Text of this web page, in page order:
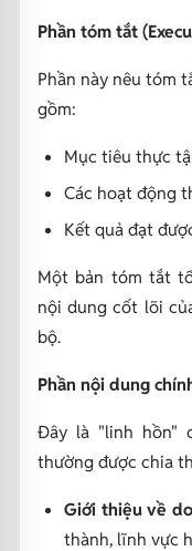
Phần tóm tắt
Phần này nêu tóm
gồm:
Mục tiêu thực
Các hoạt động
Kết quả đạt
Một bản tóm tắt
nội dung cốt lõi
bộ.
Phần nội dung
Đây là "linh hồn"
thường được chia
Giới thiệu về
thành, lĩnh vực